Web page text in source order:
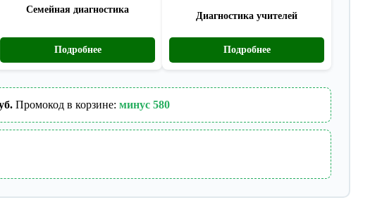
Семейная диагностика
Подробнее
Диагностика учителей
Подробнее
Промокод в корзине: минус 580